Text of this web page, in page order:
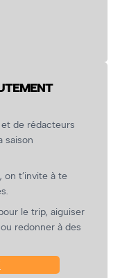
de rédacteurs
saison
on t’invite à te
le trip, aiguiser
redonner à des